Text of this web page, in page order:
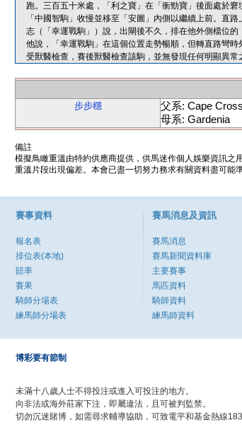
跑。三百五十米處，「利之寶」在「衝勁寶」後面處於
「中國智駒」收慢並移至「安圖」內側以繼續上前。直
志（「幸運戰駒」）說，出閘後不久，排在他外側檔位
他說，「幸運戰駒」在這個位置走勢暢順，但轉直路彎
受獸醫檢查，賽後獸醫檢查該駒，並無發現任何明顯異常
步步穩
父系: Cape Cross
母系: Gardenia
備註
模擬鳥瞰重溫由特約供應商提供，供馬迷作個人娛樂資訊
重溫片段出現偏差。本會已盡一切努力務求有關資料盡可能
賽事資料
報名表
排位表(本地)
賠率
賽果
騎師分場表
練馬師分場表
賽馬消息及資訊
賽馬消息
賽馬新聞資料庫
主要賽事
馬匹資料
騎師資料
練馬師資料
博彩要有節制
未滿十八歲人士不得投注或進入可投注的地方。
向非法或海外莊家下注，即屬違法，且可被判監禁。
切勿沉迷賭博，如需尋求輔導協助，可致電平和基金熱線